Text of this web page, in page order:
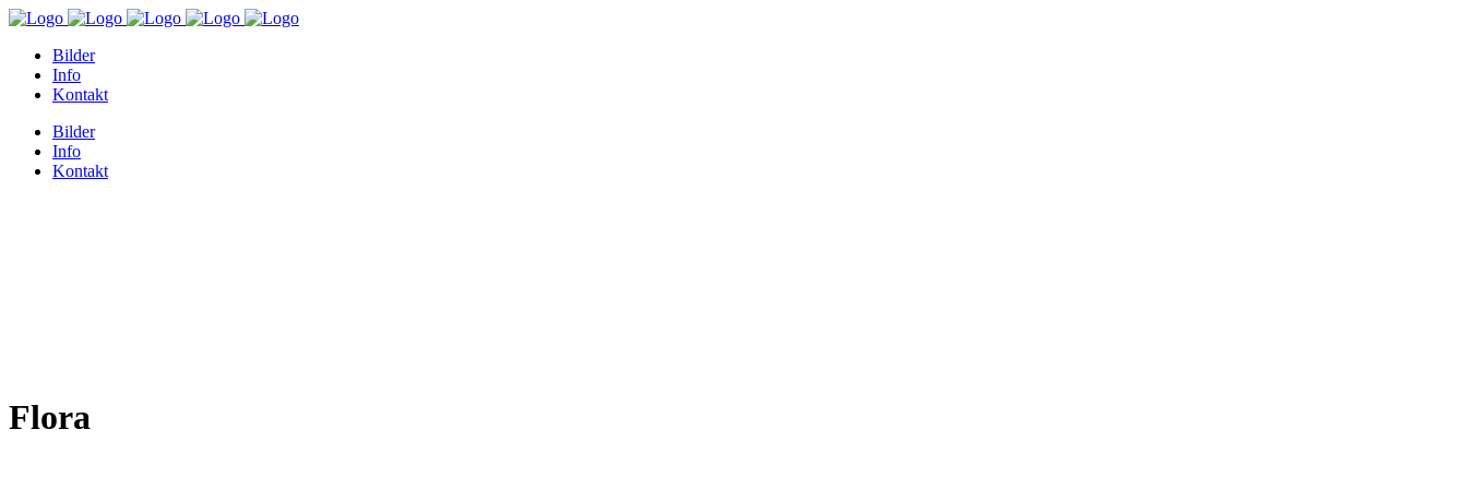
Bilder
Info
Kontakt
Bilder
Info
Kontakt
Flora